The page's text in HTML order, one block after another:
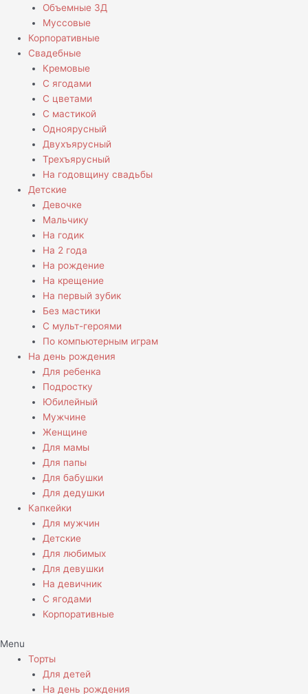
Объемные 3Д
Муссовые
Корпоративные
Свадебные
Кремовые
С ягодами
С цветами
С мастикой
Одноярусный
Двухъярусный
Трехъярусный
На годовщину свадьбы
Детские
Девочке
Мальчику
На годик
На 2 года
На рождение
На крещение
На первый зубик
Без мастики
С мульт-героями
По компьютерным играм
На день рождения
Для ребенка
Подростку
Юбилейный
Мужчине
Женщине
Для мамы
Для папы
Для бабушки
Для дедушки
Капкейки
Для мужчин
Детские
Для любимых
Для девушки
На девичник
С ягодами
Корпоративные
Menu
Торты
Для детей
На день рождения